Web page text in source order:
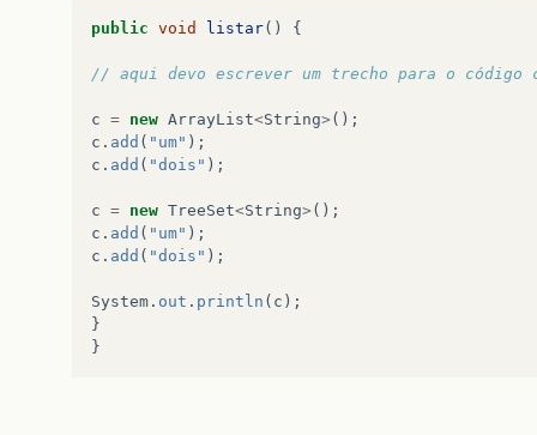
public void listar() {
// aqui devo escrever um trecho para o código
c = new ArrayList<String> ();
c . add ( "um" );
c . add ( "dois" );
c = new TreeSet<String> ();
c . add ( "um" );
c . add ( "dois" );
System . out . println ( c );
}
}